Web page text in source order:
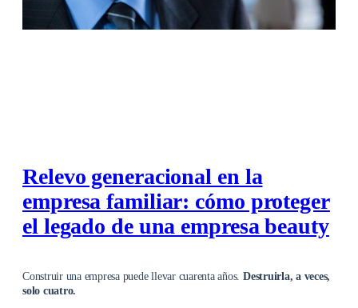
Relevo generacional en la
empresa familiar: cómo proteger
el legado de una empresa beauty
Construir una empresa puede llevar cuarenta años. Destruirla, a veces,
solo cuatro.